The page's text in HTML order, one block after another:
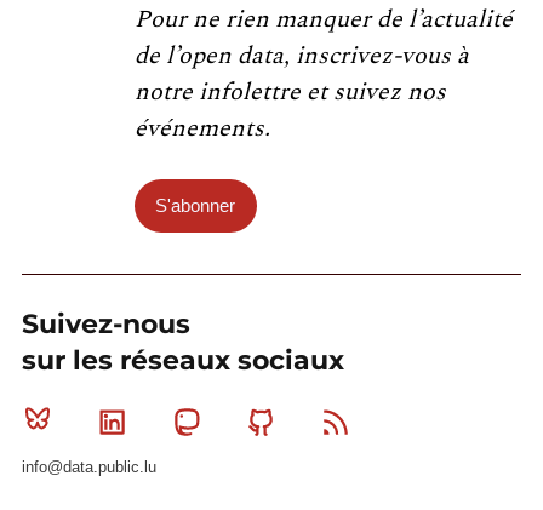
Pour ne rien manquer de l’actualité
de l’open data, inscrivez-vous à
notre infolettre et suivez nos
événements.
S'abonner
Suivez-nous
sur les réseaux sociaux
Bluesky Linkedin MastodonGithub
info@data.public.lu